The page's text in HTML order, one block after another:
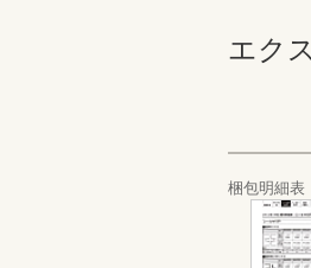
エク
梱包明細表